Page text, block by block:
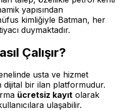
yapısından
kimliğiyle Batman, her
duymaktadır.
Çalışır?
usta ve hizmet
dijital bir ilan platformudur.
ücretsiz kayıt olarak
ulaşabilir.